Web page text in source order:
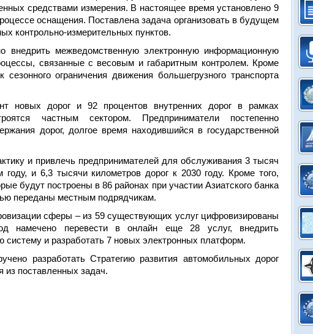
средствами измерения. В настоящее время установлено 9
оснащения. Поставлена задача организовать в будущем
контрольно-измерительных пунктов.
внедрить межведомственную электронную информационную
связанные с весовым и габаритным контролем. Кроме
сезонного ограничения движения большегрузного транспорта
новых дорог и 92 процентов внутренних дорог в рамках
частным сектором. Предприниматели постепенно
дорог, долгое время находившийся в государственной
и привлечь предпринимателей для обслуживания 3 тысяч
и 6,3 тысячи километров дорог ­к 2030 году. Кроме того,
будут построены в 86 районах при участии Азиатского банка
переданы местным подрядчикам.
сферы – из 59 существующих услуг цифровизированы
намечено перевести в онлайн еще 28 услуг, внедрить
систему и разработать 7 новых электронных платформ.
разработать Стратегию развития автомобильных дорог
из поставленных задач.